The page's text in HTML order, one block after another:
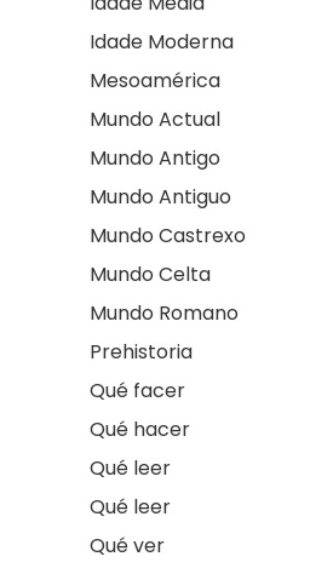
Idade Moderna
Mesoamérica
Mundo Actual
Mundo Antigo
Mundo Antiguo
Mundo Castrexo
Mundo Celta
Mundo Romano
Prehistoria
Qué facer
Qué hacer
Qué leer
Qué leer
Qué ver